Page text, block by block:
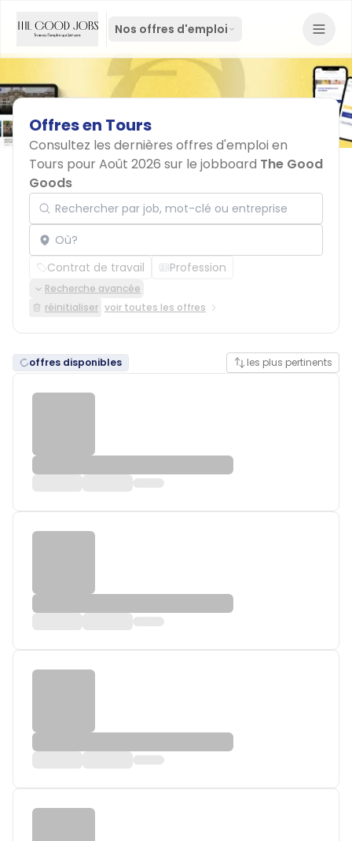
Nos offres d'emploi
Offresen Tours
Consultez les dernières offres d'emploi en
Tours pour Août 2026 sur le jobboard The Good
Goods
Rechercher par job, mot-clé ou entreprise
Localisation
Contrat de travail Profession
Recherche avancée
réinitialiser voir toutes les offres
offres disponibles les plus pertinents